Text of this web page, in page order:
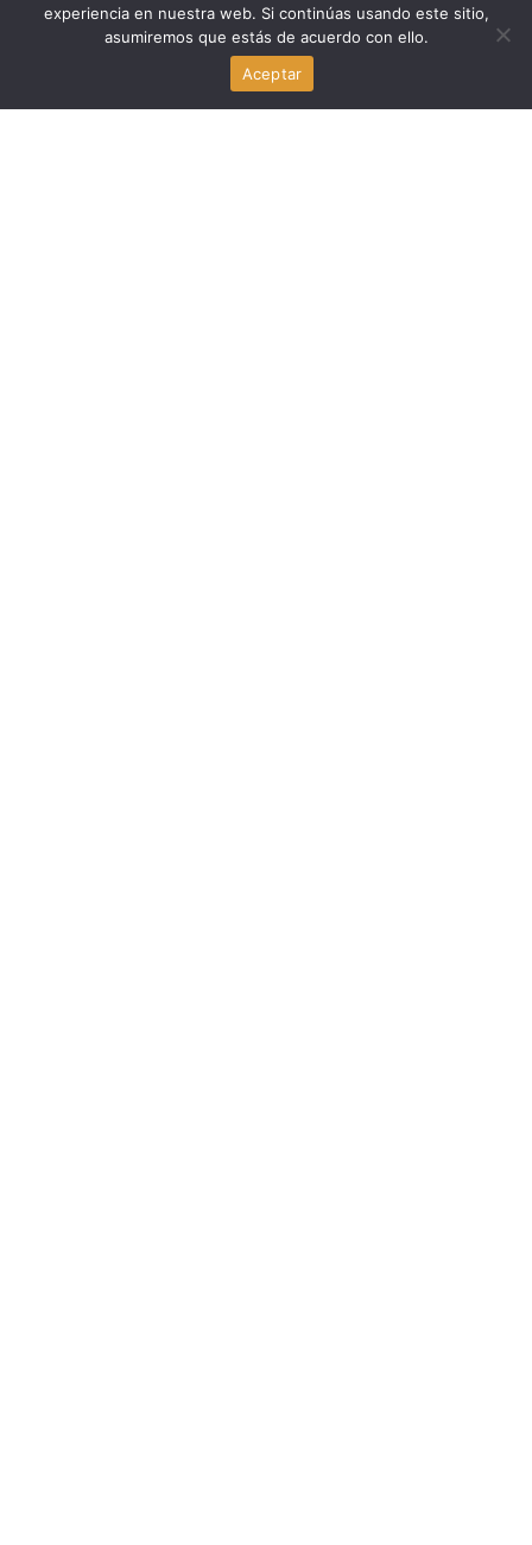
Jose Dotres pide a padres haitianos llevar a sus hijos a
la escuela en Miami-Dade ante el fin del TPS
experiencia en nuestra web. Si continúas usando este sitio,
asumiremos que estás de acuerdo con ello.
Aceptar